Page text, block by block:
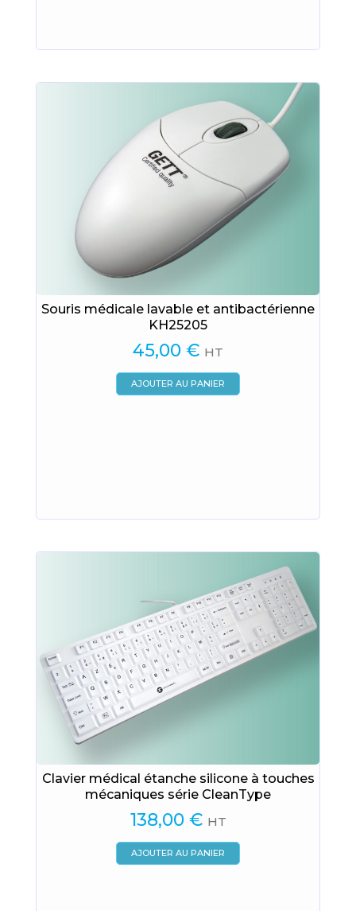
être
sur
la
page
du
produit
Souris médicale lavable et antibactérienne
KH25205
45,00 € HT
AJOUTER AU PANIER
Clavier médical étanche silicone à touches
mécaniques série CleanType
138,00 € HT
AJOUTER AU PANIER